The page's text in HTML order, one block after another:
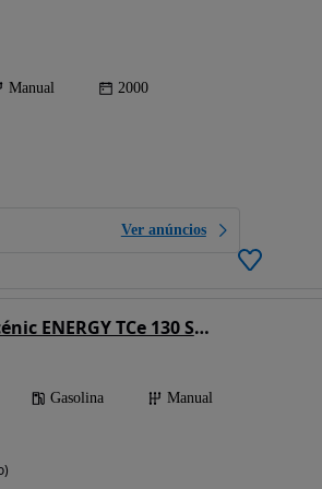
Manual 2000
Ver anúncios
Renault Grand Scénic ENERGY TCe 130 S&S LIMITED
Gasolina
Manual